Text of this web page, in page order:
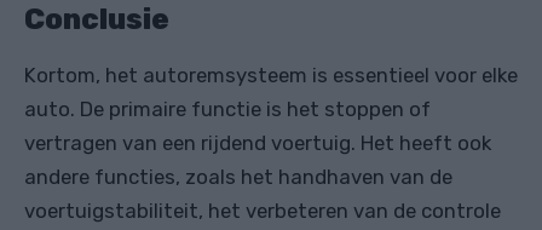
Conclusie
Kortom, het autoremsysteem is essentieel voor elke
auto. De primaire functie is het stoppen of
vertragen van een rijdend voertuig. Het heeft ook
andere functies, zoals het handhaven van de
voertuigstabiliteit, het verbeteren van de controle